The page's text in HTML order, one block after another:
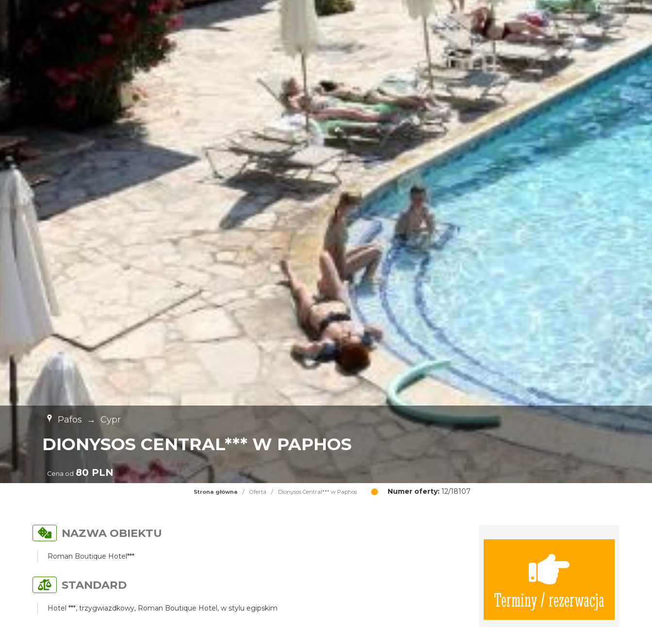
Pafos → Cypr
DIONYSOS CENTRAL*** W PAPHOS
Cena od 80 PLN
Strona główna / Oferta / Dionysos Central*** w Paphos Numer oferty: 12/18107
Terminy / rezerwacja
NAZWA OBIEKTU
Roman Boutique Hotel***
STANDARD
Hotel ***, trzygwiazdkowy, Roman Boutique Hotel, w stylu egipskim